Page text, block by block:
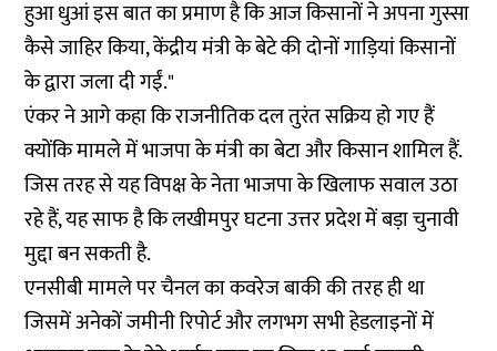
हुआ धुआं इस बात का प्रमाण है कि आज किसानों ने अपना गुस्सा
कैसे जाहिर किया, केंद्रीय मंत्री के बेटे की दोनों गाड़ियां किसानों
के द्वारा जला दी गईं."
एंकर ने आगे कहा कि राजनीतिक दल तुरंत सक्रिय हो गए हैं
क्योंकि मामले में भाजपा के मंत्री का बेटा और किसान शामिल हैं.
जिस तरह से यह विपक्ष के नेता भाजपा के खिलाफ सवाल उठा
रहे हैं, यह साफ है कि लखीमपुर घटना उत्तर प्रदेश में बड़ा चुनावी
मुद्दा बन सकती है.
एनसीबी मामले पर चैनल का कवरेज बाकी की तरह ही था
जिसमें अनेकों जमीनी रिपोर्ट और लगभग सभी हेडलाइनों में